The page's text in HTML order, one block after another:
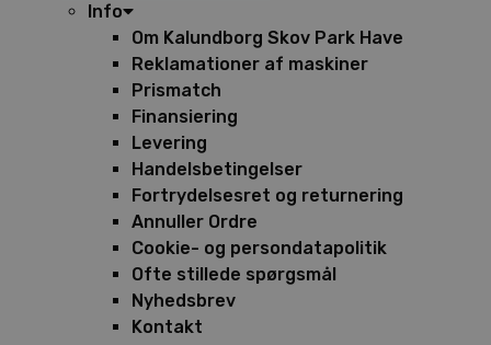
Info
Om Kalundborg Skov Park Have
Reklamationer af maskiner
Prismatch
Finansiering
Levering
Handelsbetingelser
Fortrydelsesret og returnering
Annuller Ordre
Cookie- og persondatapolitik
Ofte stillede spørgsmål
Nyhedsbrev
Kontakt